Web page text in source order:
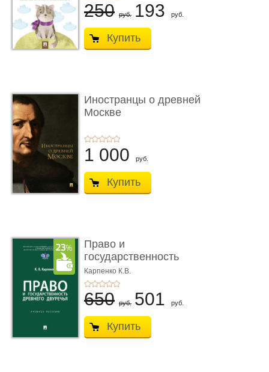
250 руб. 193 руб.
Купить
Иностранцы о древней
Москве
1 000 руб.
Купить
Право и
государственность
Древнего Двуречья. �
...
Карпенко К.В.
650 руб. 501 руб.
Купить